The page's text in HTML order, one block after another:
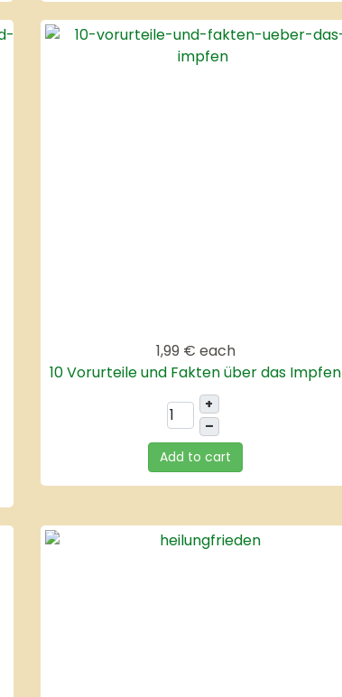
1,99 € each
10 Vorurteile und Fakten über das Impfen
+
–
Add to cart